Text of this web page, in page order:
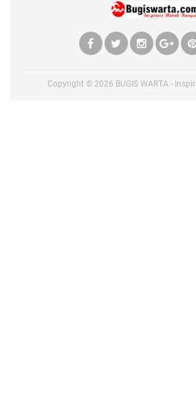
Copyright © 2026 BUGIS WARTA -